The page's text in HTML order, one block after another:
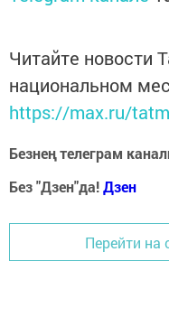
Читайте новости
национальном
https://max.ru/
Безнең телеграм
Без "Дзен"да!Дзен
Перейти на